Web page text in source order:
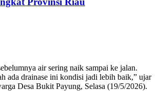
air sering naik sampai ke jalan.
ada drainase ini kondisi jadi lebih baik,” ujar
Desa Bukit Payung, Selasa (19/5/2026).